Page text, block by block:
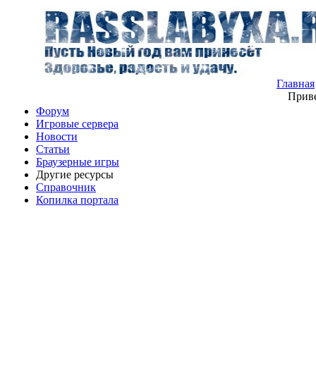
Главная
Форум
Игровые сервера
Новости
Статьи
Браузерные игры
Другие ресурсы
Справочник
Копилка портала